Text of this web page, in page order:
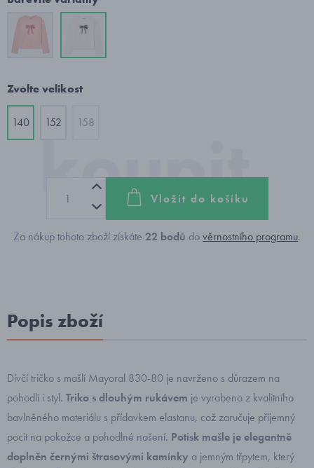
Zvolte velikost
140 152 158
Vložit do košíku
Za nákup tohoto zboží získáte 22 bodů dověrnostního programu.
Popis zboží
Dívčí tričko s mašlí Mayoral 830-80 je navrženo s důrazem na
pohodlí i styl. Triko s dlouhým rukávem je vyrobeno z kvalitního
bavlněného materiálu s přídavkem elastanu, což zaručuje příjemný
pocit na pokožce a pohodlné nošení. Potisk mašle je elegantně
doplněn černými štrasovými kamínky a jemným třpytem, který